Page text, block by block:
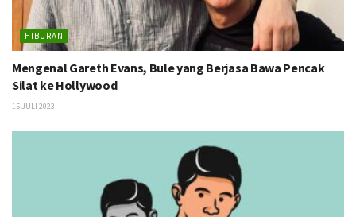
HIBURAN
Mengenal Gareth Evans, Bule yang Berjasa Bawa Pencak
Silat ke Hollywood
15 JULI 2023